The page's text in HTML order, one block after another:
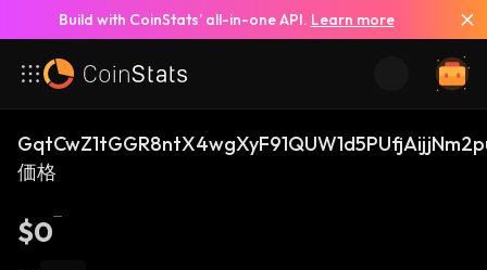
Build with CoinStats’ all-in-one API. Learn more
価格
$0